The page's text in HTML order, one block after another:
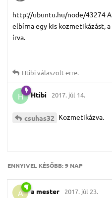
http://ubuntu.hu/node/43274 A
elbírna egy kis kozmetikázást, a
írva.
Htibiválaszolt erre.
H Htibi 2017. júl 14.
csuhas32 Kozmetikázva.
ENNYIVEL KÉSŐBB:9 NAP
A a mester 2017. júl 23.